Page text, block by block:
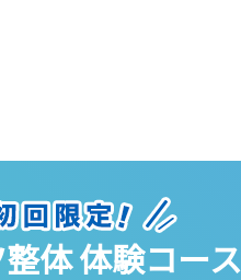
体 体験コース